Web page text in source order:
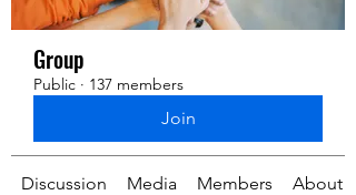
Group
Public · 137 members
Join
Discussion Media Members About